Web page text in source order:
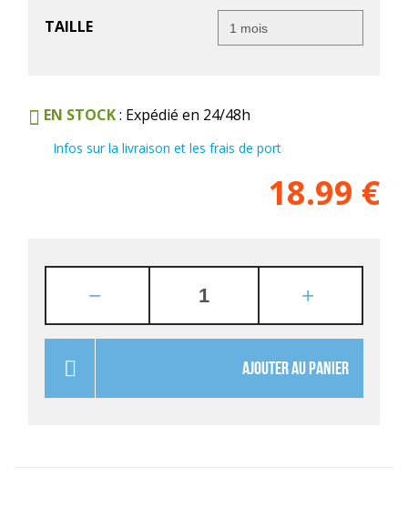
TAILLE
EN STOCK: Expédié en 24/48h
Infos sur la livraison et les frais de port
18.99 €
AJOUTER AU PANIER